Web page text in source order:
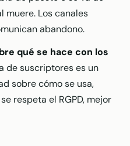
muere. Los canales
abandono.
qué se hace con los
de suscriptores es un
sobre cómo se usa,
respeta el RGPD, mejor